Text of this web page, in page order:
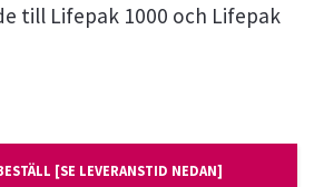
till Lifepak 1000 och Lifepak
[SE LEVERANSTID NEDAN]